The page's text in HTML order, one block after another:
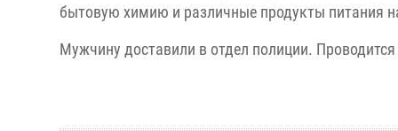
бытовую химию и различные продукты питания
Мужчину доставили в отдел полиции.